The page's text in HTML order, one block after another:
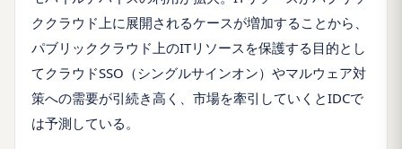
ククラウド上に展開されるケースが増加することから、
パブリッククラウド上のITリソースを保護する目的とし
てクラウドSSO（シングルサインオン）やマルウェア対
策への需要が引続き高く、市場を牽引していくとIDCで
は予測している。